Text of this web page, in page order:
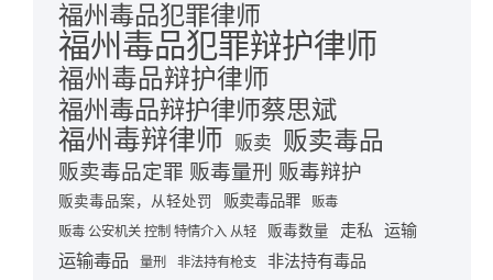
福州毒品犯罪律师
福州毒品犯罪辩护律师
福州毒品辩护律师
福州毒品辩护律师蔡思斌
福州毒辩律师 贩卖 贩卖毒品
贩卖毒品定罪 贩毒量刑 贩毒辩护
贩卖毒品案，从轻处罚 贩卖毒品罪
贩毒
贩毒 公安机关 控制 特情介入 从轻
贩毒数量 走私 运输
运输毒品 量刑 非法持有枪支 非法持有毒品